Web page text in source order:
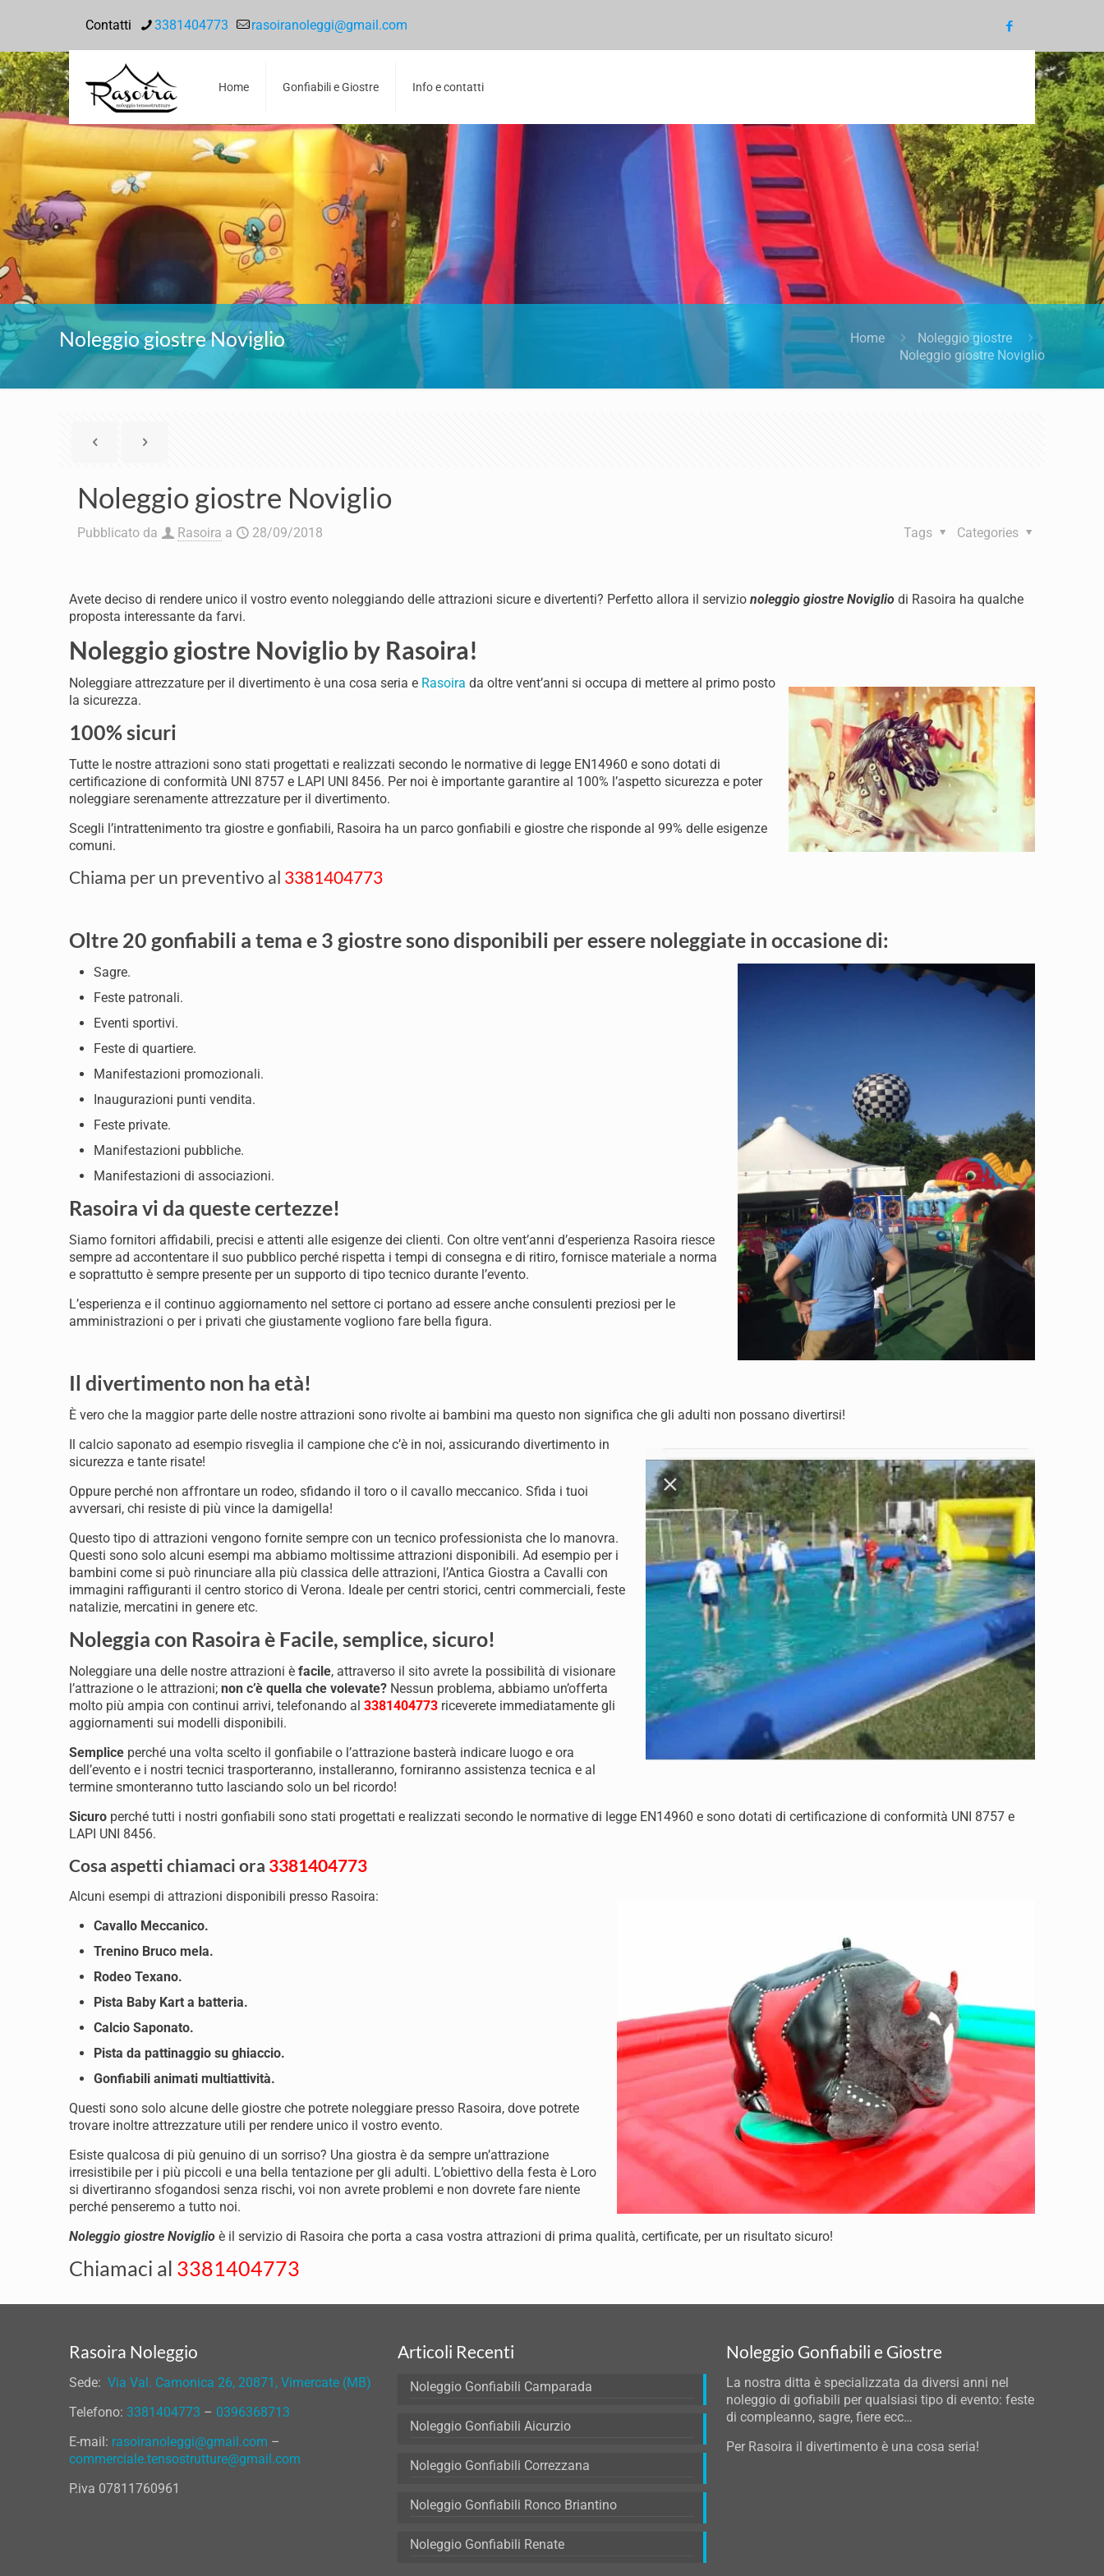
Contatti 3381404773 rasoiranoleggi@gmail.com
Home Gonfiabili e Giostre Info e contatti
Noleggio giostre Noviglio Home
Noleggio giostre
Noleggio giostre Noviglio
Noleggio giostre Noviglio
Pubblicato da Rasoira a 28/09/2018 Categories
Tags
Avete deciso di rendere unico il vostro evento noleggiando delle attrazioni sicure e divertenti? Perfetto allora il servizio noleggio giostre Noviglio di Rasoira ha qualche
proposta interessante da farvi.
Noleggio giostre Noviglio by Rasoira!
Noleggiare attrezzature per il divertimento è una cosa seria e Rasoira da oltre vent’anni si occupa di mettere al primo posto
la sicurezza.
100% sicuri
Tutte le nostre attrazioni sono stati progettati e realizzati secondo le normative di legge EN14960 e sono dotati di
certificazione di conformità UNI 8757 e LAPI UNI 8456. Per noi è importante garantire al 100% l’aspetto sicurezza e poter
noleggiare serenamente attrezzature per il divertimento.
Scegli l’intrattenimento tra giostre e gonfiabili, Rasoira ha un parco gonfiabili e giostre che risponde al 99% delle esigenze
comuni.
Chiama per un preventivo al 3381404773
Oltre 20 gonfiabili a tema e 3 giostre sono disponibili per essere noleggiate in occasione di:
Sagre.
Feste patronali.
Eventi sportivi.
Feste di quartiere.
Manifestazioni promozionali.
Inaugurazioni punti vendita.
Feste private.
Manifestazioni pubbliche.
Manifestazioni di associazioni.
Rasoira vi da queste certezze!
Siamo fornitori affidabili, precisi e attenti alle esigenze dei clienti. Con oltre vent’anni d’esperienza Rasoira riesce
sempre ad accontentare il suo pubblico perché rispetta i tempi di consegna e di ritiro, fornisce materiale a norma
e soprattutto è sempre presente per un supporto di tipo tecnico durante l’evento.
L’esperienza e il continuo aggiornamento nel settore ci portano ad essere anche consulenti preziosi per le
amministrazioni o per i privati che giustamente vogliono fare bella figura.
Il divertimento non ha età!
È vero che la maggior parte delle nostre attrazioni sono rivolte ai bambini ma questo non significa che gli adulti non possano divertirsi!
Il calcio saponato ad esempio risveglia il campione che c’è in noi, assicurando divertimento in
sicurezza e tante risate!
Oppure perché non affrontare un rodeo, sfidando il toro o il cavallo meccanico. Sfida i tuoi
avversari, chi resiste di più vince la damigella!
Questo tipo di attrazioni vengono fornite sempre con un tecnico professionista che lo manovra.
Questi sono solo alcuni esempi ma abbiamo moltissime attrazioni disponibili. Ad esempio per i
bambini come si può rinunciare alla più classica delle attrazioni, l’Antica Giostra a Cavalli con
immagini raffiguranti il centro storico di Verona. Ideale per centri storici, centri commerciali, feste
natalizie, mercatini in genere etc.
Noleggia con Rasoira è Facile, semplice, sicuro!
Noleggiare una delle nostre attrazioni è facile, attraverso il sito avrete la possibilità di visionare
l’attrazione o le attrazioni; non c’è quella che volevate? Nessun problema, abbiamo un’offerta
molto più ampia con continui arrivi, telefonando al 3381404773 riceverete immediatamente gli
aggiornamenti sui modelli disponibili.
Semplice perché una volta scelto il gonfiabile o l’attrazione basterà indicare luogo e ora
dell’evento e i nostri tecnici trasporteranno, installeranno, forniranno assistenza tecnica e al
termine smonteranno tutto lasciando solo un bel ricordo!
Sicuro perché tutti i nostri gonfiabili sono stati progettati e realizzati secondo le normative di legge EN14960 e sono dotati di certificazione di conformità UNI 8757 e
LAPI UNI 8456.
Cosa aspetti chiamaci ora 3381404773
Alcuni esempi di attrazioni disponibili presso Rasoira:
Cavallo Meccanico.
Trenino Bruco mela.
Rodeo Texano.
Pista Baby Kart a batteria.
Calcio Saponato.
Pista da pattinaggio su ghiaccio.
Gonfiabili animati multiattività.
Questi sono solo alcune delle giostre che potrete noleggiare presso Rasoira, dove potrete
trovare inoltre attrezzature utili per rendere unico il vostro evento.
Esiste qualcosa di più genuino di un sorriso? Una giostra è da sempre un’attrazione
irresistibile per i più piccoli e una bella tentazione per gli adulti. L’obiettivo della festa è Loro
si divertiranno sfogandosi senza rischi, voi non avrete problemi e non dovrete fare niente
perché penseremo a tutto noi.
Noleggio giostre Noviglio è il servizio di Rasoira che porta a casa vostra attrazioni di prima qualità, certificate, per un risultato sicuro!
Chiamaci al 3381404773
Rasoira Noleggio
Sede: Via Val. Camonica 26, 20871, Vimercate (MB)
Telefono: 3381404773 – 0396368713
E-mail: rasoiranoleggi@gmail.com –
commerciale.tensostrutture@gmail.com
P.iva 07811760961
Articoli Recenti
Noleggio Gonfiabili Camparada
Noleggio Gonfiabili Aicurzio
Noleggio Gonfiabili Correzzana
Noleggio Gonfiabili Ronco Briantino
Noleggio Gonfiabili Renate
Noleggio Gonfiabili e Giostre
La nostra ditta è specializzata da diversi anni nel
noleggio di gofiabili per qualsiasi tipo di evento: feste
di compleanno, sagre, fiere ecc…
Per Rasoira il divertimento è una cosa seria!